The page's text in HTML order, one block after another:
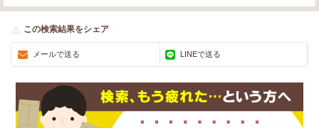
この検索結果をシェア
メールで送る LINEで送る